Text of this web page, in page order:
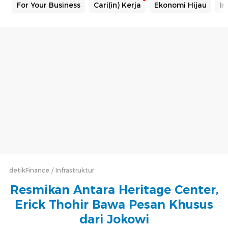
For Your Business Cari(in) Kerja Ekonomi Hijau
detikFinance Infrastruktur
Resmikan Antara Heritage Center,
Erick Thohir Bawa Pesan Khusus
dari Jokowi